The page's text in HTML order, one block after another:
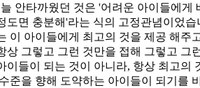
안타까웠던 것은 '어려운 아이들에게
도면 충분해'라는 식의 고정관념이었습
이 아이들에게 최고의 것을 제공 해주
상 그렇고 그런 것만을 접해 그렇고 그
이들이 되는 것이 아니라, 항상 최고의
준을 향해 도약하는 아이들이 되기를